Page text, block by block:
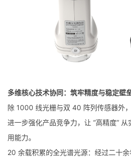
多维核心技术协同：筑牢精度与稳定壁
除 1000 线光栅与双 40 阵列传感器外
进一步强化产品竞争力，让 “高精度”
用能力。
20 余载积累的全光谱光源：经过二十